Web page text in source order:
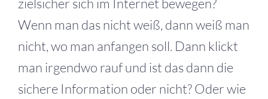
zielsicher sich im Internet bewegen?
Wenn man das nicht weiß, dann weiß man
nicht, wo man anfangen soll. Dann klickt
man irgendwo rauf und ist das dann die
sichere Information oder nicht? Oder wie